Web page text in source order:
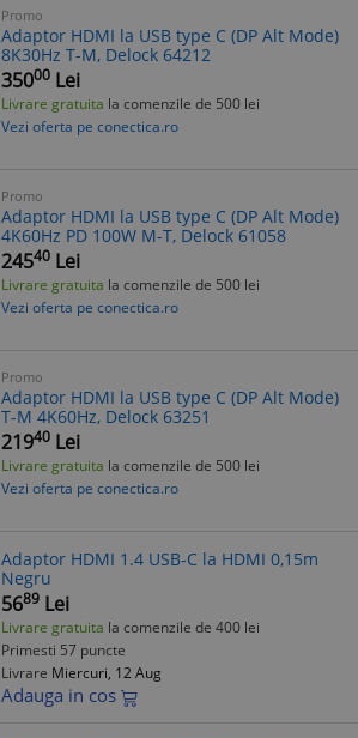
Promo
Adaptor HDMI la USB type C (DP Alt Mode)
8K30Hz T-M, Delock 64212
35000 Lei
Livrare gratuita la comenzile de 500 lei
Vezi oferta pe conectica.ro
Promo
Adaptor HDMI la USB type C (DP Alt Mode)
4K60Hz PD 100W M-T, Delock 61058
24540 Lei
Livrare gratuita la comenzile de 500 lei
Vezi oferta pe conectica.ro
Promo
Adaptor HDMI la USB type C (DP Alt Mode)
T-M 4K60Hz, Delock 63251
21940 Lei
Livrare gratuita la comenzile de 500 lei
Vezi oferta pe conectica.ro
Adaptor HDMI 1.4 USB-C la HDMI 0,15m
Negru
5689 Lei
Livrare gratuita la comenzile de 400 lei
Primesti 57 puncte
Livrare Miercuri, 12 Aug
Adauga in cos